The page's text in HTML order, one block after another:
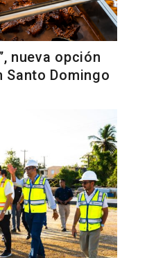
nueva opción
Domingo